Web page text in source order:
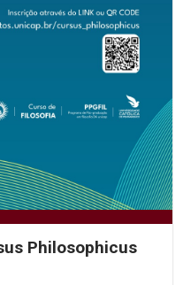
Philosophicus